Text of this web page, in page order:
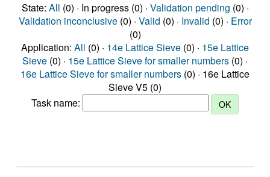
State: All (0) · In progress (0) · Validation pending (0) ·
Validation inconclusive(0) · Valid (0) · Invalid (0) · Error
(0)
Application: All (0) · 14e Lattice Sieve (0) · 15e Lattice
Sieve (0) · 15e Lattice Sieve for smaller numbers (0) ·
16e Lattice Sieve for smaller numbers (0) · 16e Lattice
Sieve V5 (0)
Task name: